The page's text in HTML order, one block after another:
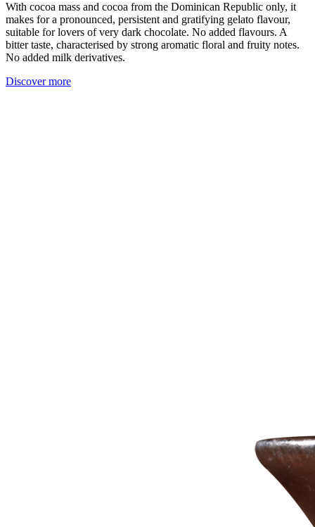
With cocoa mass and cocoa from the Dominican Republic only, it
makes for a pronounced, persistent and gratifying gelato flavour,
suitable for lovers of very dark chocolate. No added flavours. A
bitter taste, characterised by strong aromatic floral and fruity notes.
No added milk derivatives.
Discover more